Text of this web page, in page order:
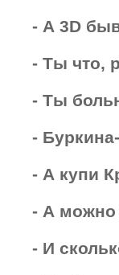
- А 3D
- Ты что,
- Ты
-
- А купи
- А можно
- И